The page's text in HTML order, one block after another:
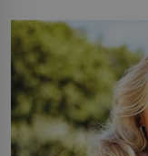
můžete obohatit
větší harmonii a